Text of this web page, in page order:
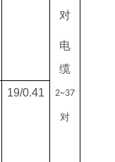
对
电
缆
2~37
对
19/0.41